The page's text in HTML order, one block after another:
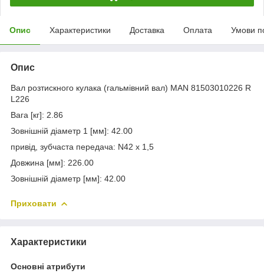
Опис Характеристики Доставка Оплата Умови
Опис
Вал розтискного кулака (гальмівний вал) MAN 81503010226 R
L226
Вага [кг]: 2.86
Зовнішній діаметр 1 [мм]: 42.00
привід, зубчаста передача: N42 x 1,5
Довжина [мм]: 226.00
Зовнішній діаметр [мм]: 42.00
Приховати
Характеристики
Основні атрибути